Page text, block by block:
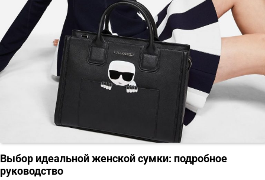
Выбор идеальной женской сумки: подробное
руководство